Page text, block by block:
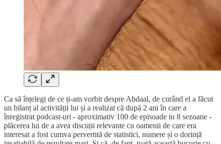
Ca să înțelegi de ce ți-am vorbit despre Abdaal, de curând el a făcut
un bilanț al activității lui și a realizat că după 2 ani în care a
înregistrat podcast-uri - aproximativ 100 de episoade in 8 sezoane -
plăcerea lui de a avea discuții relevante cu oamenii de care era
interesat a fost cumva pervertită de statistici, numere și o dorință